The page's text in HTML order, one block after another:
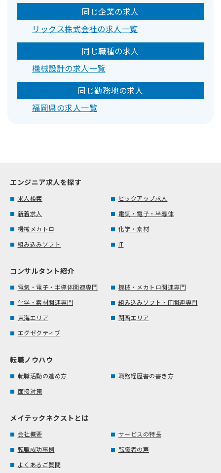
同じ企業の求人
リックス株式会社の求人一覧
同じ職種の求人
機械設計の求人一覧
同じ勤務地の求人
福岡県の求人一覧
エンジニア求人を探す
求人検索
ピックアップ求人
新着求人
電気・電子・半導体
機械メカトロ
化学・素材
組み込みソフト
IT
コンサルタント紹介
電気・電子・半導体関連専門
機械・メカトロ関連専門
化学・素材関連専門
組み込みソフト・IT関連専門
東海エリア
関西エリア
エグゼクティブ
転職ノウハウ
転職活動の進め方
職務経歴書の書き方
面接対策
メイテックネクストとは
会社概要
サービスの特長
転職成功事例
転職者の声
よくあるご質問